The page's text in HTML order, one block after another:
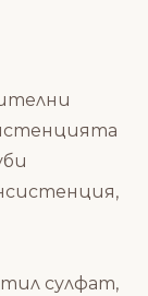
сулфат,